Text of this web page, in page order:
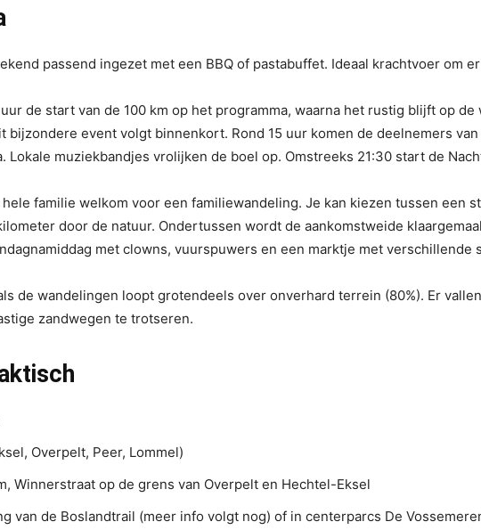
passend ingezet met een BBQ of pastabuffet. Ideaal krachtvoer om
de start van de 100 km op het programma, waarna het rustig blijft op de
bijzondere event volgt binnenkort. Rond 15 uur komen de deelnemers
Lokale muziekbandjes vrolijken de boel op. Omstreeks 21:30 start de
familie welkom voor een familiewandeling. Je kan kiezen tussen een
door de natuur. Ondertussen wordt de aankomstweide
met clowns, vuurspuwers en een marktje met verschillende
de wandelingen loopt grotendeels over onverhard terrein (80%). Er
zandwegen te trotseren.
Overpelt, Peer, Lommel)
Winnerstraat op de grens van Overpelt en Hechtel-Eksel
van de Boslandtrail (meer info volgt nog) of in centerparcs De